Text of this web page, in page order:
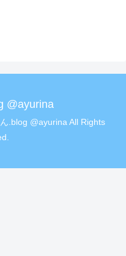
@ayurina
.blog @ayurina All Rights